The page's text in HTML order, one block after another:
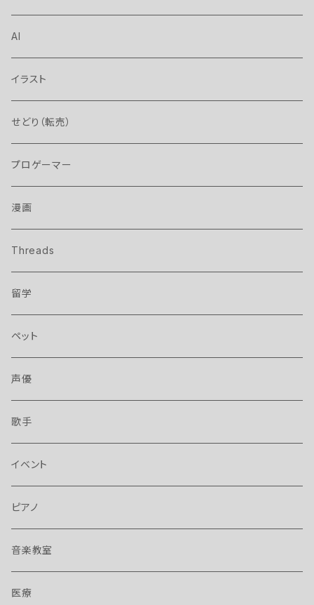
AI
イラスト
せどり（転売）
プロゲーマー
漫画
Threads
留学
ペット
声優
歌手
イベント
ピアノ
音楽教室
医療